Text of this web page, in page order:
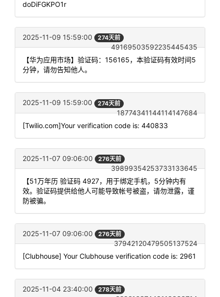
doDiFGKPO1r
2025-11-09 15:59:00 274天前
49169503592235445435
【华为应用市场】验证码：156165，本验证码有效时间5
分钟，请勿告知他人。
2025-11-09 15:59:00 274天前
18774341144114147684
[Twilio.com]Your verification code is: 440833
2025-11-07 09:06:00 276天前
39899354253733133645
【51万年历 验证码 4927，用于绑定手机，5分钟内有
效。验证码提供给他人可能导致帐号被盗，请勿泄露，谨
防被骗。
2025-11-07 09:06:00 276天前
37942120479505137524
[Clubhouse] Your Clubhouse verification code is: 2961
2025-11-04 23:40:00 278天前